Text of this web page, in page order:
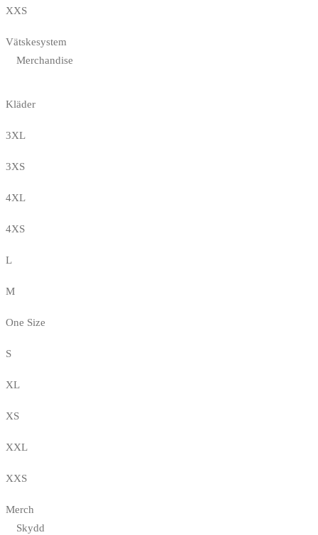
XXS
Vätskesystem
Merchandise
Kläder
3XL
3XS
4XL
4XS
L
M
One Size
S
XL
XS
XXL
XXS
Merch
Skydd